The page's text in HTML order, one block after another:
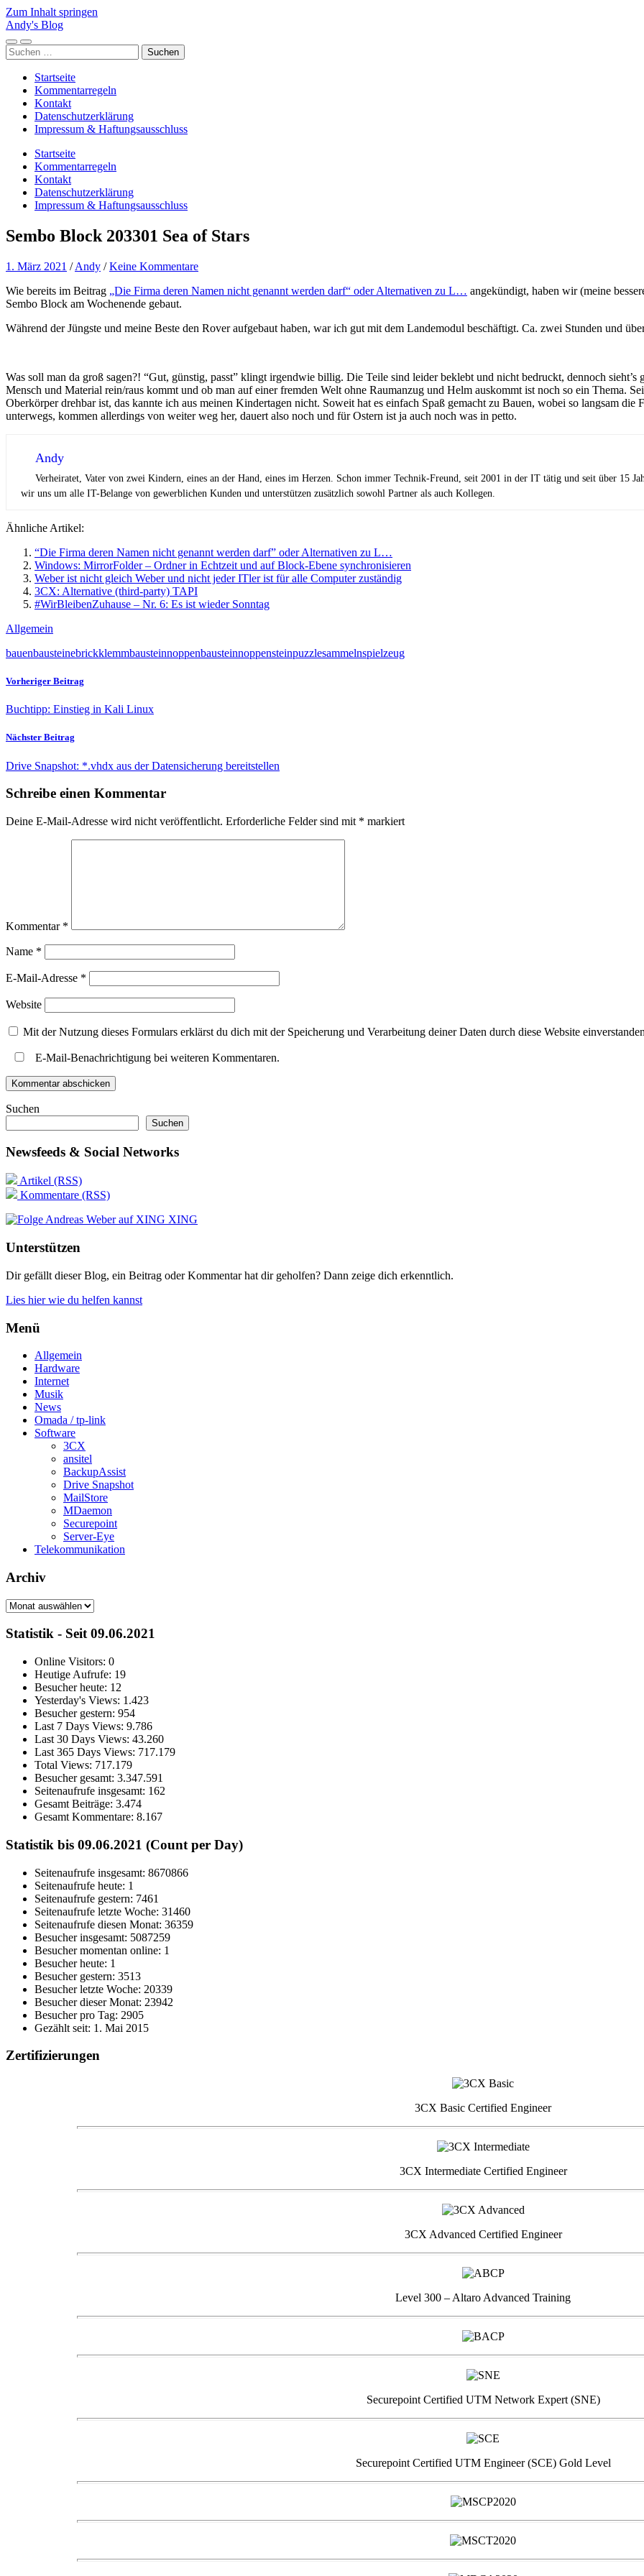
Zum Inhalt springen
Andy's Blog
Mobile-
Menü
Suchfeld
ein-/ausblenden
Suchen
nach:
Startseite
Kommentarregeln
Kontakt
Datenschutzerklärung
Impressum & Haftungsausschluss
Startseite
Kommentarregeln
Kontakt
Datenschutzerklärung
Impressum & Haftungsausschluss
Sembo Block 203301 Sea of Stars
1. März 2021 /Andy /Keine Kommentare
Wie bereits im Beitrag „Die Firma deren Namen nicht genannt werden darf“ oder Alternativen zu L… angekündigt, haben wir (meine
Sembo Block am Wochenende gebaut.
Während der Jüngste und meine Beste den Rover aufgebaut haben, war ich gut mit dem Landemodul beschäftigt. Ca. zwei Stunden und
Was soll man da groß sagen?! “Gut, günstig, passt” klingt irgendwie billig. Die Teile sind leider beklebt und nicht bedruckt, dennoch
Mensch und Material rein/raus kommt und ob man auf einer fremden Welt ohne Raumanzug und Helm auskommt ist noch so ein Thema.
Oberkörper drehbar ist, das kannte ich aus meinen Kindertagen nicht. Soweit hat es einfach Spaß gemacht zu Bauen, wobei so langsam
unterwegs, kommen allerdings von weiter weg her, dauert also noch und für Ostern ist ja auch noch was in petto.
Andy
Verheiratet, Vater von zwei Kindern, eines an der Hand, eines im Herzen. Schon immer Technik-Freund, seit 2001 in der IT tätig und seit über 15
wir uns um alle IT-Belange von gewerblichen Kunden und unterstützen zusätzlich sowohl Partner als auch Kollegen.
Ähnliche Artikel:
“Die Firma deren Namen nicht genannt werden darf” oder Alternativen zu L…
Windows: MirrorFolder – Ordner in Echtzeit und auf Block-Ebene synchronisieren
Weber ist nicht gleich Weber und nicht jeder ITler ist für alle Computer zuständig
3CX: Alternative (third-party) TAPI
#WirBleibenZuhause – Nr. 6: Es ist wieder Sonntag
Allgemein
bauenbausteinebrickklemmbausteinnoppenbausteinnoppensteinpuzzlesammelnspielzeug
Vorheriger Beitrag
Buchtipp: Einstieg in Kali Linux
Nächster Beitrag
Drive Snapshot: *.vhdx aus der Datensicherung bereitstellen
Schreibe einen Kommentar
Deine E-Mail-Adresse wird nicht veröffentlicht. Erforderliche Felder sind mit * markiert
Kommentar *
Name *
E-Mail-Adresse *
Website
Mit der Nutzung dieses Formulars erklärst du dich mit der Speicherung und Verarbeitung deiner Daten durch diese Website
E-Mail-Benachrichtigung bei weiteren Kommentaren.
Suchen
Suchen
Newsfeeds & Social Networks
Artikel (RSS)
Kommentare (RSS)
XING
Unterstützen
Dir gefällt dieser Blog, ein Beitrag oder Kommentar hat dir geholfen? Dann zeige dich erkenntlich.
Lies hier wie du helfen kannst
Menü
Allgemein
Hardware
Internet
Musik
News
Omada / tp-link
Software
3CX
ansitel
BackupAssist
Drive Snapshot
MailStore
MDaemon
Securepoint
Server-Eye
Telekommunikation
Archiv
Archiv
Statistik - Seit 09.06.2021
Online Visitors: 0
Heutige Aufrufe: 19
Besucher heute: 12
Yesterday's Views: 1.423
Besucher gestern: 954
Last 7 Days Views: 9.786
Last 30 Days Views: 43.260
Last 365 Days Views: 717.179
Total Views: 717.179
Besucher gesamt: 3.347.591
Seitenaufrufe insgesamt: 162
Gesamt Beiträge: 3.474
Gesamt Kommentare: 8.167
Statistik bis 09.06.2021 (Count per Day)
Seitenaufrufe insgesamt: 8670866
Seitenaufrufe heute: 1
Seitenaufrufe gestern: 7461
Seitenaufrufe letzte Woche: 31460
Seitenaufrufe diesen Monat: 36359
Besucher insgesamt: 5087259
Besucher momentan online: 1
Besucher heute: 1
Besucher gestern: 3513
Besucher letzte Woche: 20339
Besucher dieser Monat: 23942
Besucher pro Tag: 2905
Gezählt seit: 1. Mai 2015
Zertifizierungen
3CX Basic Certified Engineer
3CX Intermediate Certified Engineer
3CX Advanced Certified Engineer
Level 300 – Altaro Advanced Training
Securepoint Certified UTM Network Expert (SNE)
Securepoint Certified UTM Engineer (SCE) Gold Level